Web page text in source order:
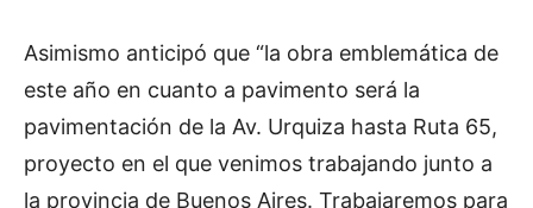
Asimismo anticipó que “la obra emblemática de
este año en cuanto a pavimento será la
pavimentación de la Av. Urquiza hasta Ruta 65,
proyecto en el que venimos trabajando junto a
la provincia de Buenos Aires. Trabajaremos para